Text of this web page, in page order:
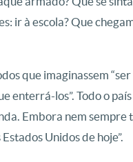
ir à escola? Que
que imaginassem “ser
enterrá-los”. Todo o
Embora nem sempre
Unidos de hoje”.